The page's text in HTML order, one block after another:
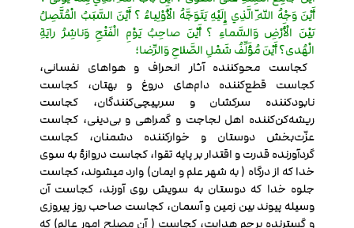
أَيْنَ وَجْهُ اللّهِ الَّذِي إِلَيْهِ يَتَوَجَّهُ الْأَوْلِياءُ ؟ أَيْنَ السَّبَبُ الْمُتَّصِلُ
بَيْنَ الْأَرْضِ وَالسَّماءِ ؟ أَيْنَ صاحِبُ يَوْمِ الْفَتْحِ وَناشِرُ رايَةِ
الْهُدى؟ أَيْنَ مُؤَلِّفُ شَمْلِ الصَّلاحِ وَالرِّضا؛
کجاست محوکننده آثار انحراف و هواهای نفسانی،
کجاست قطع‌کننده دام‌های دروغ و بهتان، کجاست
نابودکننده سرکشان و سرپیچی‌کنندگان، کجاست
ریشه‌کن‌کننده اهل لجاجت و گمراهی و بی‌دینی، کجاست
عزّت‌بخش دوستان و خوارکننده دشمنان، کجاست
گردآورنده قدرت و اقتدار بر پایه تقوا، کجاست دروازۀ به سوی
خدا که از درگاه ( به شهر علم و ایمان) وارد میشوند، کجاست
جلوه خدا که دوستان به سویش روی آورند، کجاست آن
وسیله پیوند بین زمین و آسمان، کجاست صاحب روز پیروزی
و گسترنده پرچم هدایت، کجاست ( آن مصلح امور عالم) که